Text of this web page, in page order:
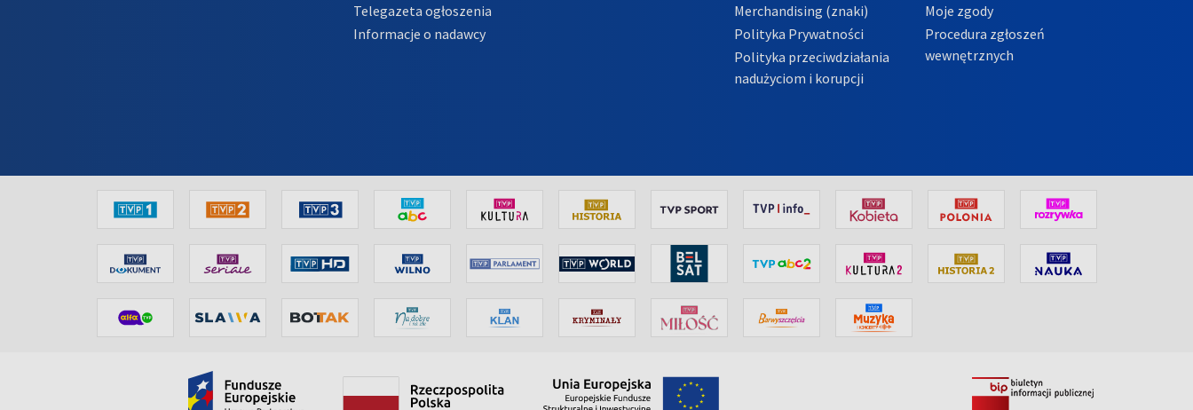
Telegazeta ogłoszenia
Informacje o nadawcy
Merchandising (znaki)
Polityka Prywatności
Polityka przeciwdziałania
nadużyciom i korupcji
Moje zgody
Procedura zgłoszeń
wewnętrznych